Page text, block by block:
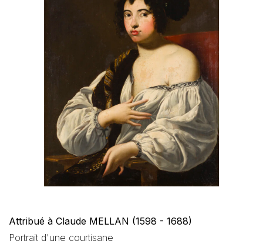
Attribué à Claude MELLAN (1598 - 1688)
Portrait d'une courtisane